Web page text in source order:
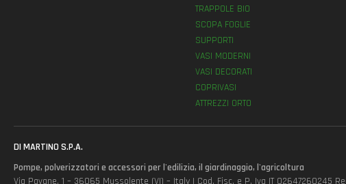
TRAPPOLE BIO
SCOPA FOGLIE
SUPPORTI
VASI MODERNI
VASI DECORATI
COPRIVASI
ATTREZZI ORTO
DI MARTINO S.P.A.
Pompe, polverizzatori e accessori per l'edilizia, il giardinaggio, l'agricoltura
Via Pavane, 1 – 36065 Mussolente (VI) – Italy | Cod. Fisc. e P. Iva IT 02647260245